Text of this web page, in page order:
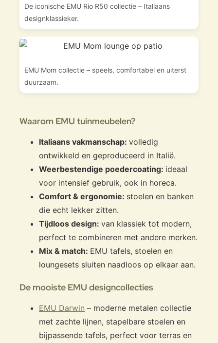
De iconische EMU Rio R50 collectie – Italiaans
designklassieker.
EMU Mom collectie – speels, comfortabel en uiterst
duurzaam.
Waarom EMU tuinmeubelen?
Italiaans vakmanschap: volledig
ontwikkeld en geproduceerd in Italië.
Weerbestendige poedercoating: ideaal
voor intensief gebruik, ook in horeca.
Comfort & ergonomie: stoelen en banken
die echt lekker zitten.
Tijdloos design: van klassiek tot modern,
perfect te combineren met andere merken.
Mix & match: EMU tafels, stoelen en
loungesets sluiten naadloos op elkaar aan.
De mooiste EMU designcollecties
EMU Darwin – moderne metalen collectie
met zachte lijnen, stapelbare stoelen en
bijpassende tafels, perfect voor terras en